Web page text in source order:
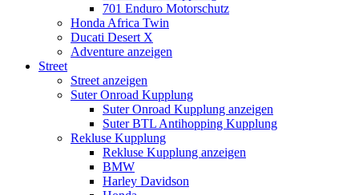
701 Enduro Motorschutz
Honda Africa Twin
Ducati Desert X
Adventure anzeigen
Street
Street anzeigen
Suter Onroad Kupplung
Suter Onroad Kupplung anzeigen
Suter BTL Antihopping Kupplung
Rekluse Kupplung
Rekluse Kupplung anzeigen
BMW
Harley Davidson